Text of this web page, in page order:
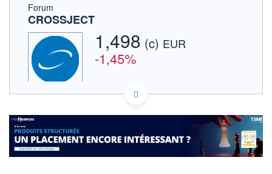
FORUM
ACTIONNAIRES
Forum
CROSSJECT
1,498 (c) EUR
-1,45%
Politique d'exécution
Cotation sur les autres places